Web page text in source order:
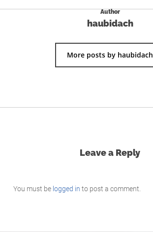
Author
haubidach
More posts by haubidach
Leave a Reply
You must be logged in to post a comment.